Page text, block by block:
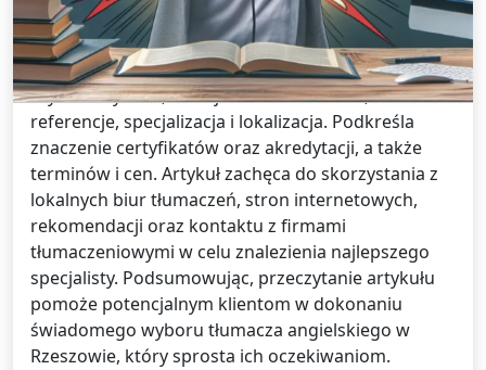
Jeśli szukasz profesjonalnego tłumacza
angielskiego w Rzeszowie, artykuł opisuje istotne
kryteria wyboru, takie jak doświadczenie,
referencje, specjalizacja i lokalizacja. Podkreśla
znaczenie certyfikatów oraz akredytacji, a także
terminów i cen. Artykuł zachęca do skorzystania z
lokalnych biur tłumaczeń, stron internetowych,
rekomendacji oraz kontaktu z firmami
tłumaczeniowymi w celu znalezienia najlepszego
specjalisty. Podsumowując, przeczytanie artykułu
pomoże potencjalnym klientom w dokonaniu
świadomego wyboru tłumacza angielskiego w
Rzeszowie, który sprosta ich oczekiwaniom.